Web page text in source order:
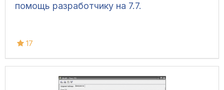
помощь разработчику на 7.7.
17